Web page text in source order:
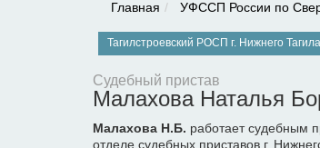
Главная УФССП России по
Тагилстроевский РОСП г. Нижнего Тагила
Судебный пристав
Малахова Наталья
Малахова Н.Б. работает судебным
отделе судебных приставов г.